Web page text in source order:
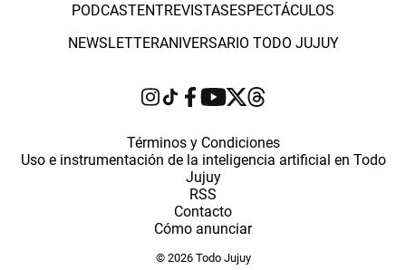
PODCASTENTREVISTASESPECTÁCULOS
NEWSLETTERANIVERSARIO TODO JUJUY
Términos y Condiciones
Uso e instrumentación de la inteligencia artificial en Todo
Jujuy
RSS
Contacto
Cómo anunciar
© 2026 Todo Jujuy